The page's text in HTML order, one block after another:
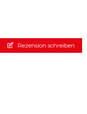
Rezension schreiben